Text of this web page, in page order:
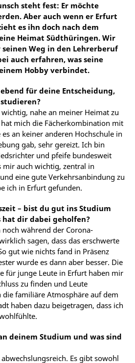
steht fest: Er möchte
Aber auch wenn er Erfurt
es ihn doch nach dem
Heimat Südthüringen. Wir
Weg in den Lehrerberuf
auch erfahren, was seine
Hobby verbindet.
für deine Entscheidung,
nahe an meiner Heimat zu
mich die Fächerkombination mit
an keiner anderen Hochschule in
gab, sehr gereizt. Ich bin
und pfeife bundesweit
mir auch wichtig, zentral in
eine gute Verkehrsanbindung zu
ich in Erfurt gefunden.
– bist du gut ins Studium
hat dir dabei geholfen?
während der Corona-
sagen, dass das erschwerte
gut wie nichts fand in Präsenz
wurde es dann aber besser. Die
für junge Leute in Erfurt haben mir
zu finden und Leute
die familiäre Atmosphäre auf dem
haben dazu beigetragen, dass ich
deinem Studium und was sind
Es gibt sowohl